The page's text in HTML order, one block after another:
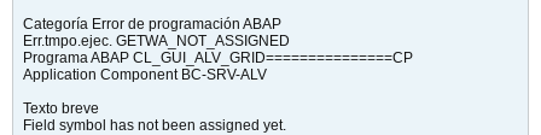
Categoría Error de programación ABAP
Err.tmpo.ejec. GETWA_NOT_ASSIGNED
Programa ABAP CL_GUI_ALV_GRID===============CP
Application Component BC-SRV-ALV
Texto breve
Field symbol has not been assigned yet.